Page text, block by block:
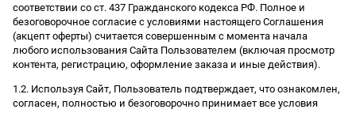
соответствии со ст. 437 Гражданского кодекса РФ. Полное и
безоговорочное согласие с условиями настоящего Соглашения
(акцепт оферты) считается совершенным с момента начала
любого использования Сайта Пользователем (включая просмотр
контента, регистрацию, оформление заказа и иные действия).
1.2. Используя Сайт, Пользователь подтверждает, что ознакомлен,
согласен, полностью и безоговорочно принимает все условия